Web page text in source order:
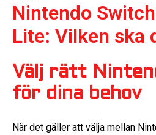
Nintendo
Lite: Vilken ska
Välj rätt
för dina behov
När det gäller att välja mellan